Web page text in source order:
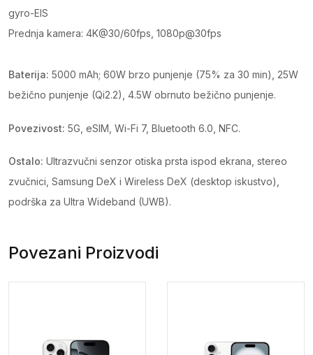
gyro-EIS
Prednja kamera: 4K@30/60fps, 1080p@30fps
Baterija: 5000 mAh; 60W brzo punjenje (75% za 30 min), 25W
bežično punjenje (Qi2.2), 4.5W obrnuto bežično punjenje.
Povezivost: 5G, eSIM, Wi-Fi 7, Bluetooth 6.0, NFC.
Ostalo: Ultrazvučni senzor otiska prsta ispod ekrana, stereo
zvučnici, Samsung DeX i Wireless DeX (desktop iskustvo),
podrška za Ultra Wideband (UWB).
Povezani Proizvodi